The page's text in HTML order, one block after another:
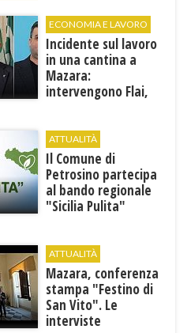
ECONOMIA E LAVORO
Incidente sul lavoro
in una cantina a
Mazara:
intervengono Flai,
ATTUALITÀ
​Il Comune di
Petrosino partecipa
al bando regionale
"Sicilia Pulita"
ATTUALITÀ
Mazara, conferenza
stampa "Festino di
San Vito". Le
interviste